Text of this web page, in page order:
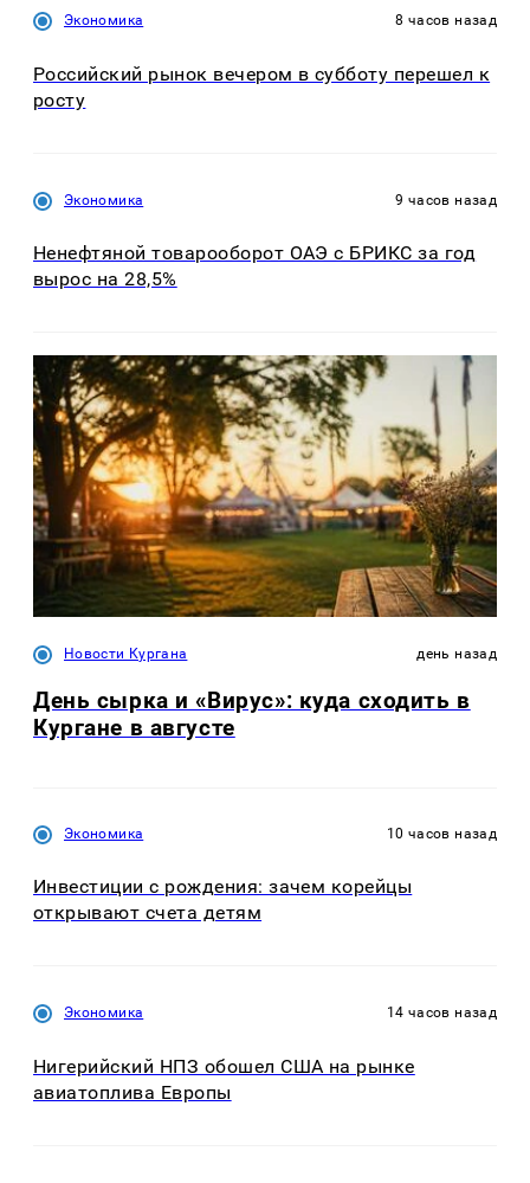
Экономика 8 часов назад
Российский рынок вечером в субботу перешел к
росту
Экономика 9 часов назад
Ненефтяной товарооборот ОАЭ с БРИКС за год
вырос на 28,5%
Новости Кургана день назад
День сырка и «Вирус»: куда сходить в
Кургане в августе
Экономика 10 часов назад
Инвестиции с рождения: зачем корейцы
открывают счета детям
Экономика 14 часов назад
Нигерийский НПЗ обошел США на рынке
авиатоплива Европы